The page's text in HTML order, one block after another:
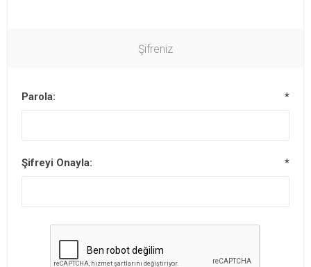
Şifreniz
Parola: *
Şifreyi Onayla: *